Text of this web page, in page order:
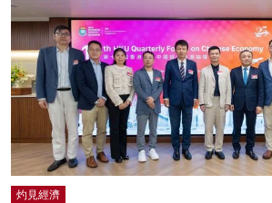
灼見經濟